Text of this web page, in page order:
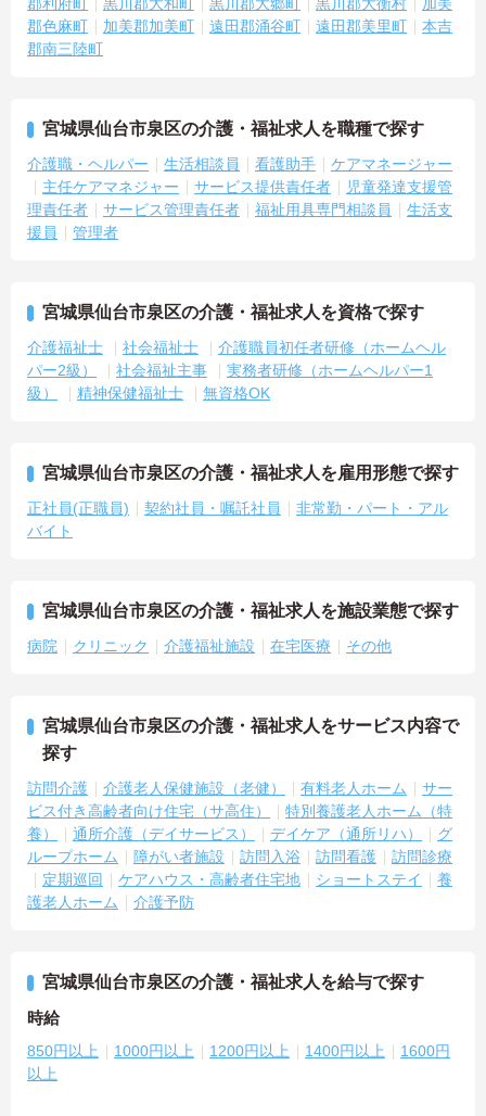
郡色麻町
加美郡加美町 遠田郡涌谷町 遠田郡美里町
本吉
郡南三陸町
宮城県仙台市泉区の介護・福祉求人を職種で探す
介護職・ヘルパー 生活相談員 看護助手
ケアマネージャー
主任ケアマネジャー
サービス提供責任者
児童発達支援管
理責任者
サービス管理責任者 福祉用具専門相談員
生活支
援員
管理者
宮城県仙台市泉区の介護・福祉求人を資格で探す
介護福祉士 社会福祉士
介護職員初任者研修（ホームヘル
パー2級）
社会福祉主事
実務者研修（ホームヘルパー1
級）
精神保健福祉士 無資格OK
宮城県仙台市泉区の介護・福祉求人を雇用形態で探す
正社員(正職員) 契約社員・嘱託社員
非常勤・パート・アル
バイト
宮城県仙台市泉区の介護・福祉求人を施設業態で探す
病院 クリニック 介護福祉施設 在宅医療 その他
宮城県仙台市泉区の介護・福祉求人をサービス内容で
探す
訪問介護 介護老人保健施設（老健） 有料老人ホーム
サー
ビス付き高齢者向け住宅（サ高住）
特別養護老人ホーム（特
養）
通所介護（デイサービス） デイケア（通所リハ）
グ
ループホーム
障がい者施設 訪問入浴 訪問看護
訪問診療
定期巡回
ケアハウス・高齢者住宅地 ショートステイ
養
護老人ホーム
介護予防
宮城県仙台市泉区の介護・福祉求人を給与で探す
時給
850円以上 1000円以上 1200円以上 1400円以上
1600円
以上